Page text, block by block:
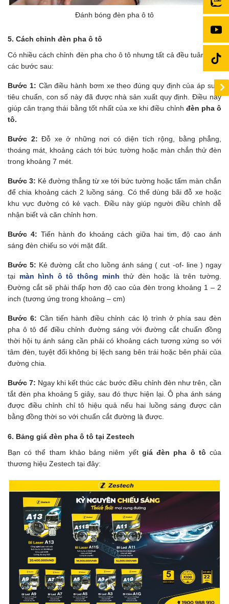
Đánh bóng đèn pha ô tô
5. Cách chỉnh đèn pha ô tô
Có nhiều cách chỉnh đèn pha cho ô tô nhưng tất cả đều tuân theo
các bước sau:
Bước 1: Cần điều hành bơm xe theo đúng quy định của áp suất
tiêu chuẩn, con số này đã được nhà sản xuất quy định. Điều này
giúp cân trạng thái bằng tốt nhất của xe khi điều chỉnh đèn pha ô
tô.
Bước 2: Đỗ xe ở những nơi có diện tích rộng, bằng phẳng,
thoáng mát, khoảng cách tới bức tường hoặc màn chắn thử đèn
trong khoảng 7 mét.
Bước 3: Kẻ đường thẳng từ xe tới bức tường hoặc tấm màn chắn
để chia khoảng cách 2 luồng sáng. Có thể dùng bãi đỗ xe hoặc
khu vực đường có kẻ vạch. Điều này giúp người điều chỉnh dễ
nhận biết và căn chỉnh hơn.
Bước 4: Tiến hành đo khoảng cách giữa hai tim, độ cao ánh
sáng đèn chiếu so với mặt đất.
Bước 5: Kẻ đường cắt cho luồng ánh sáng ( cut -of- line ) ngay
tại màn hình ô tô thông minh thử đèn hoặc là trên tường.
Đường cắt sẽ phải thấp hơn độ cao của đèn trong khoảng 1 – 2
inch (tương ứng trong khoảng – cm)
Bước 6: Cần tiến hành điều chỉnh các lộ trình ở phía sau đèn
pha ô tô để điều chỉnh đường sáng với đường cắt chuẩn đồng
thời hội tụ ánh sáng cần phải có khoảng cách tương xứng so với
tâm đèn, tuyệt đối không bị lệch sang bên trái hoặc bên phải của
đường chia.
Bước 7: Ngay khi kết thúc các bước điều chỉnh đèn như trên, cần
tắt đèn pha khoảng 5 giây, sau đó thực hiện lại. Ô pha ánh sáng
được điều chỉnh chỉ tô hiệu quả nếu hai luồng sáng được cân
bằng đồng thời so với chuẩn cắt đường là được.
6. Bảng giá đèn pha ô tô tại Zestech
Bạn có thể tham khảo bảng niêm yết giá đèn pha ô tô của
thương hiệu Zestech tại đây: